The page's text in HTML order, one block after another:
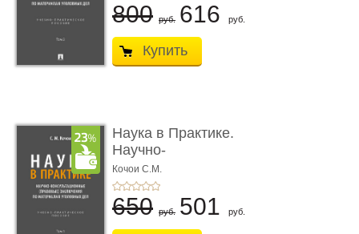
800 руб. 616 руб.
Купить
Наука в Практике.
Научно-
консультационные (пра
...
Кочои С.М.
650 руб. 501 руб.